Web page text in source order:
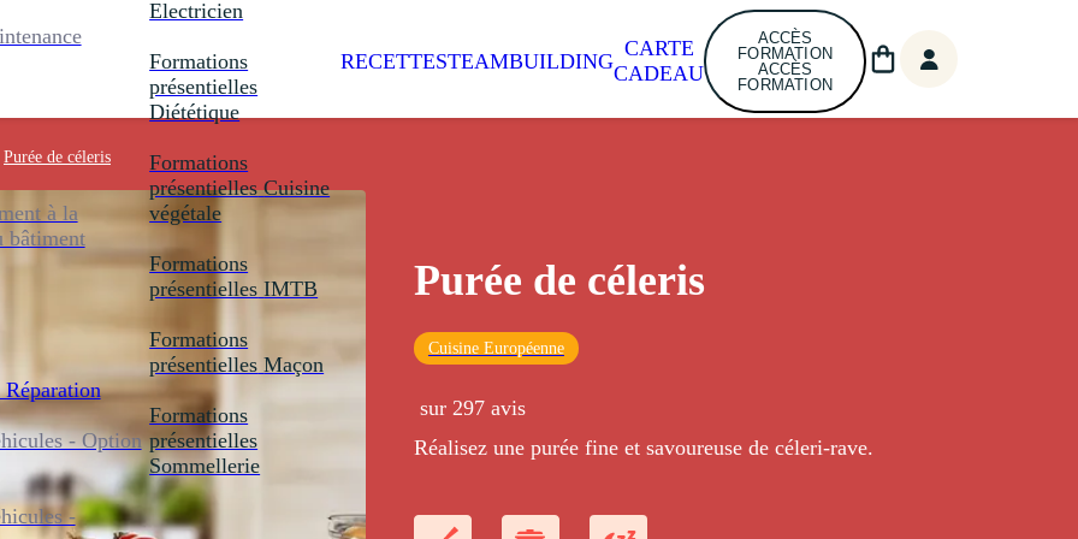
à la
bâtiment
- Option
-
Electricien
Formations
présentielles
Diététique
Formations
présentielles Cuisine
végétale
Formations
présentielles IMTB
Formations
présentielles Maçon
Formations
présentielles
Sommellerie
RECETTESTEAMBUILDING
CARTE
CADEAU
ACCÈS
FORMATION
ACCÈS
FORMATION
Purée de céleris
Purée de céleris
Cuisine Européenne
sur 297 avis
Réalisez une purée fine et savoureuse de céleri-rave.